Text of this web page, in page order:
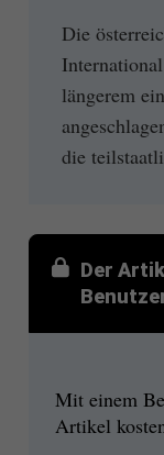
Die
längerem
die
Der
Mit einem
Artikel